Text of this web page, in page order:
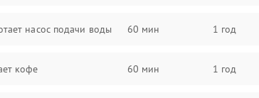
насос подачи воды 60 мин 1 год
кофе 60 мин 1 год